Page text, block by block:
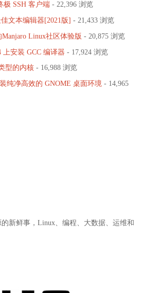
极 SSH 客户端- 22,396 浏览
文本编辑器[2021版] - 21,433 浏览
Manjaro Linux社区体验版 - 20,875 浏览
上安装 GCC 编译器 - 17,924 浏览
型的内核- 16,988 浏览
纯净高效的 GNOME 桌面环境- 14,965
新鲜事，Linux、编程、大数据、运维和